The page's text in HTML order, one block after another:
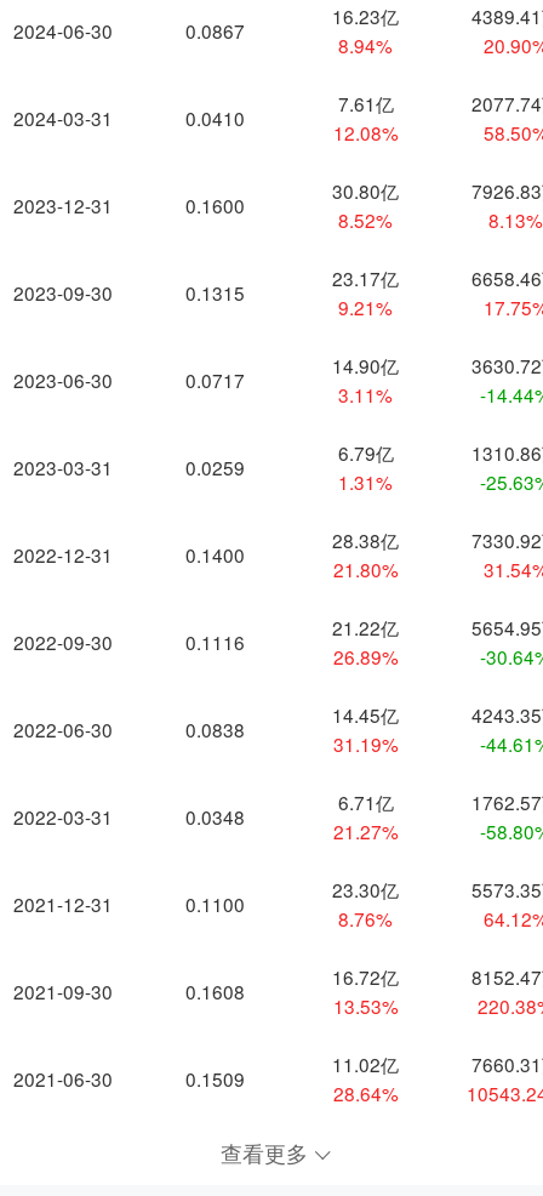
2024-06-30
2024-03-31
2023-12-31
2023-09-30
2023-06-30
2023-03-31
2022-12-31
2022-09-30
2022-06-30
2022-03-31
2021-12-31
2021-09-30
2021-06-30
0.0867
16.23亿
8.94%
0.0410
7.61亿
12.08%
0.1600
30.80亿
8.52%
8.13%
0.1315
23.17亿
9.21%
0.0717
14.90亿
3.11%
-
0.0259
6.79亿
1.31%
-
0.1400
28.38亿
21.80%
0.1116
21.22亿
26.89%
-
0.0838
14.45亿
31.19%
-
0.0348
6.71亿
21.27%
-
0.1100
23.30亿
8.76%
0.1608
16.72亿
13.53%
0.1509
11.02亿
28.64%
查看更多